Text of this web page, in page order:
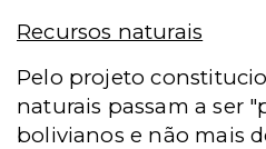
Recursos naturais
Pelo projeto
naturais passam a ser
bolivianos e não mais